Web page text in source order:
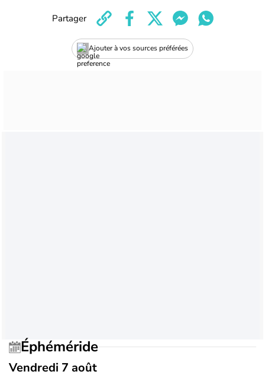
Ajouter à vos sources préférées
Partager
Éphéméride
Vendredi 7 août